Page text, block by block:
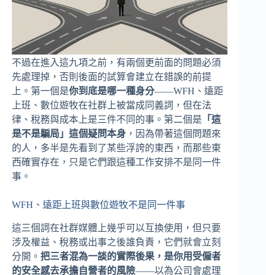
不過在進入這九項之前，有兩個更前面的問題必須
先處理掉，否則後面的試算會建立在錯誤的前提
上。第一個是你到底是哪一種身分——WFH、遠距
上班、數位遊牧在社群上被當成同義詞，但在法
律、稅務與成本上是三件不同的事。第二個是 「這
是不是騙局」這個疑問本身 ，因為帶著這個問題來
的人，多半是先看到了某些浮誇的東西，而那些東
西確實存在，只是它們跟這種工作安排不是同一件
事。
WFH、遠距上班與數位遊牧不是同一件事
這三個詞在社群媒體上幾乎可以互換使用，但只要
涉及權益、稅務或出事之後誰負責，它們就會立刻
分開。 把三者混為一談的實際後果，是你用受僱者
的安全感去承擔自營者的風險——以為公司會處理